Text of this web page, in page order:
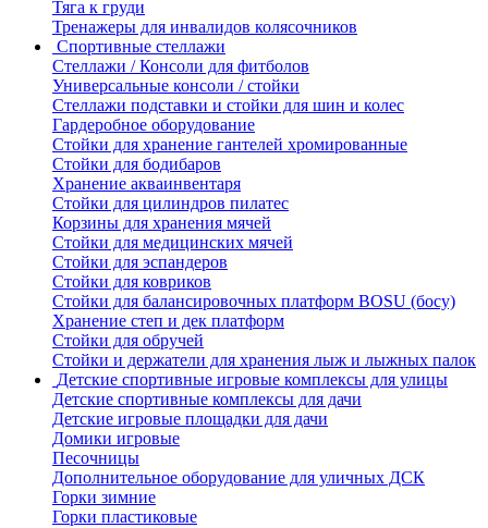
Тяга к груди
Тренажеры для инвалидов колясочников
Спортивные стеллажи
Стеллажи / Консоли для фитболов
Универсальные консоли / стойки
Стеллажи подставки и стойки для шин и колес
Гардеробное оборудование
Стойки для хранение гантелей хромированные
Стойки для бодибаров
Хранение акваинвентаря
Стойки для цилиндров пилатес
Корзины для хранения мячей
Стойки для медицинских мячей
Стойки для эспандеров
Стойки для ковриков
Стойки для балансировочных платформ BOSU (босу)
Хранение степ и дек платформ
Стойки для обручей
Стойки и держатели для хранения лыж и лыжных палок
Детские спортивные игровые комплексы для улицы
Детские спортивные комплексы для дачи
Детские игровые площадки для дачи
Домики игровые
Песочницы
Дополнительное оборудование для уличных ДСК
Горки зимние
Горки пластиковые